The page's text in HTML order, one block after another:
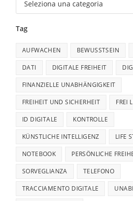
Tag
AUFWACHEN BEWUSSTSEIN
DATI DIGITALE FREIHEIT
FINANZIELLE UNABHÄNGIGKEIT
FREIHEIT UND SICHERHEIT FREI
ID DIGITALE KONTROLLE
KÜNSTLICHE INTELLIGENZ LIFE
NOTEBOOK PERSÖNLICHE
SORVEGLIANZA TELEFONO
TRACCIAMENTO DIGITALE